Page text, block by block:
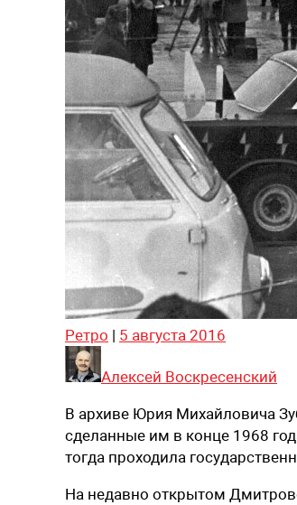
Ретро | 5 августа 2016
Алексей Воскресенский
В архиве Юрия Михайловича
сделанные им в конце 1968
тогда проходила
На недавно открытом